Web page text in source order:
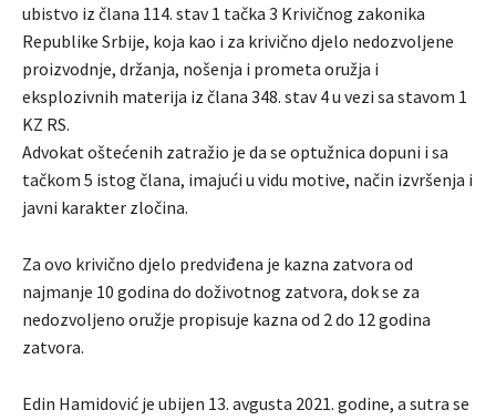
ubistvo iz člana 114. stav 1 tačka 3 Krivičnog zakonika
Republike Srbije, koja kao i za krivično djelo nedozvoljene
proizvodnje, držanja, nošenja i prometa oružja i
eksplozivnih materija iz člana 348. stav 4 u vezi sa stavom 1
KZ RS.
Advokat oštećenih zatražio je da se optužnica dopuni i sa
tačkom 5 istog člana, imajući u vidu motive, način izvršenja i
javni karakter zločina.
Za ovo krivično djelo predviđena je kazna zatvora od
najmanje 10 godina do doživotnog zatvora, dok se za
nedozvoljeno oružje propisuje kazna od 2 do 12 godina
zatvora.
Edin Hamidović je ubijen 13. avgusta 2021. godine, a sutra se